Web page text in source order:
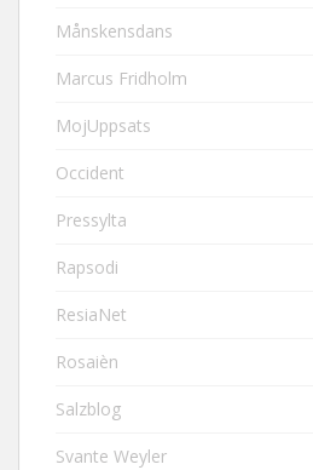
Månskensdans
Marcus Fridholm
MojUppsats
Occident
Pressylta
Rapsodi
ResiaNet
Rosaièn
Salzblog
Svante Weyler